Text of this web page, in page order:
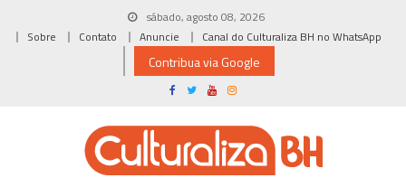
sábado, agosto 08, 2026
Sobre
Contato Anuncie Canal do Culturaliza BH no WhatsApp
Contribua via Google